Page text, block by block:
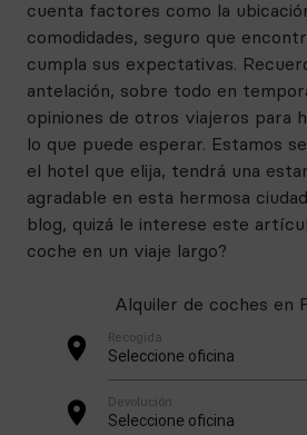
cuenta factores como la
comodidades, seguro que
cumpla sus expectativas.
antelación, sobre todo en
opiniones de otros viajeros para
lo que puede esperar. Estamos
el hotel que elija, tendrá una
agradable en esta hermosa
blog, quizá le interese este
coche en un viaje largo?
Alquiler de coches en